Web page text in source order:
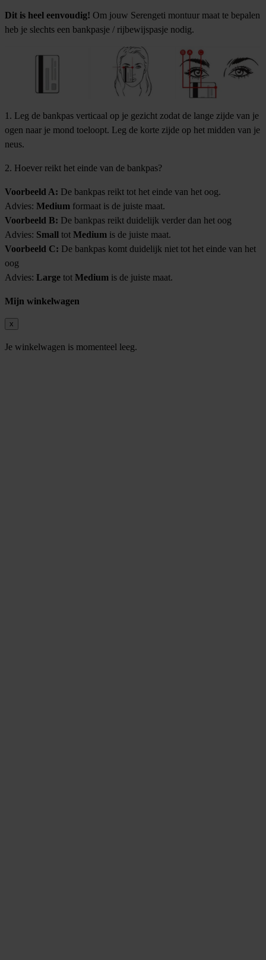
Dit is heel eenvoudig! Om jouw Serengeti montuur maat te bepalen
heb je slechts een bankpasje / rijbewijspasje nodig.
1. Leg de bankpas verticaal op je gezicht zodat de lange zijde van je
ogen naar je mond toeloopt. Leg de korte zijde op het midden van je
neus.
2. Hoever reikt het einde van de bankpas?
Voorbeeld A: De bankpas reikt tot het einde van het oog.
Advies: Medium formaat is de juiste maat.
Voorbeeld B: De bankpas reikt duidelijk verder dan het oog
Advies: Small tot Medium is de juiste maat.
Voorbeeld C: De bankpas komt duidelijk niet tot het einde van het
oog
Advies: Large tot Medium is de juiste maat.
Mijn winkelwagen
x
Je winkelwagen is momenteel leeg.